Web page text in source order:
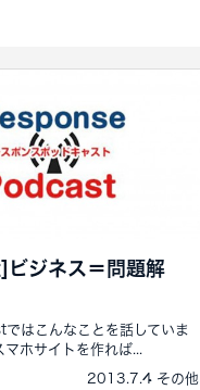
ジネス＝問題解
はこんなことを話していま
マホサイトを作れば...
2013.7.4 その他